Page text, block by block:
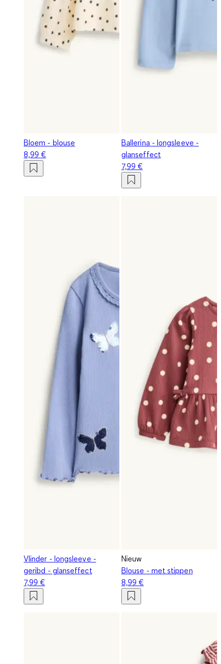
Bloem - blouse
8,99 €
Ballerina - longsleeve -
glanseffect
7,99 €
Vlinder - longsleeve -
geribd - glanseffect
7,99 €
Nieuw
Blouse - met stippen
8,99 €